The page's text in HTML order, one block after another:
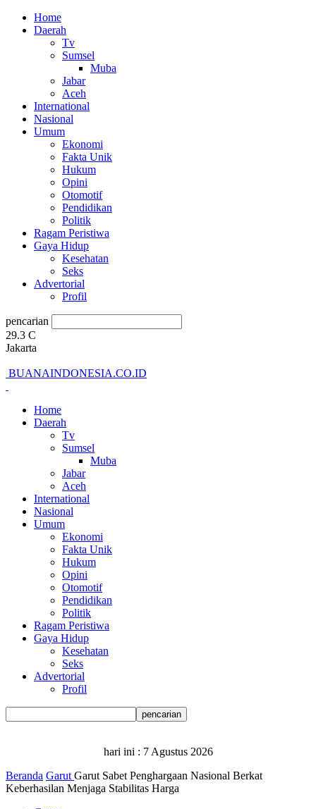
Home
Daerah
Tv
Sumsel
Muba
Jabar
Aceh
International
Nasional
Umum
Ekonomi
Fakta Unik
Hukum
Opini
Otomotif
Pendidikan
Politik
Ragam Peristiwa
Gaya Hidup
Kesehatan
Seks
Advertorial
Profil
pencarian
29.3 C
Jakarta
BUANAINDONESIA.CO.ID
Home
Daerah
Tv
Sumsel
Muba
Jabar
Aceh
International
Nasional
Umum
Ekonomi
Fakta Unik
Hukum
Opini
Otomotif
Pendidikan
Politik
Ragam Peristiwa
Gaya Hidup
Kesehatan
Seks
Advertorial
Profil
hari ini : 7 Agustus 2026
Beranda Garut Garut Sabet Penghargaan Nasional Berkat
Keberhasilan Menjaga Stabilitas Harga